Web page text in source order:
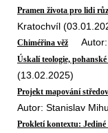
Pramen života pro lidi
Kratochvíl
Chiméřina věž Autor:
Úskalí teologie,
(13.02.2025)
Projekt mapování
Autor: Stanislav
Prokletí kontextu: